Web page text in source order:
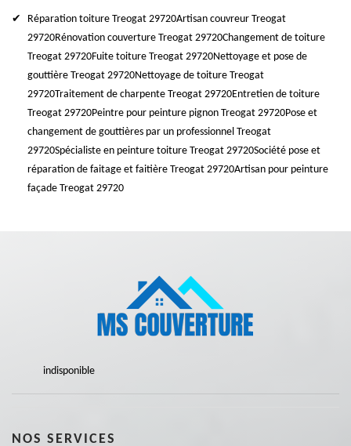
Réparation toiture Treogat 29720Artisan couvreur Treogat
29720Rénovation couverture Treogat 29720Changement de toiture
Treogat 29720Fuite toiture Treogat 29720Nettoyage et pose de
gouttière Treogat 29720Nettoyage de toiture Treogat
29720Traitement de charpente Treogat 29720Entretien de toiture
Treogat 29720Peintre pour peinture pignon Treogat 29720Pose et
changement de gouttières par un professionnel Treogat
29720Spécialiste en peinture toiture Treogat 29720Société pose et
réparation de faitage et faitière Treogat 29720Artisan pour peinture
façade Treogat 29720
indisponible
NOS SERVICES